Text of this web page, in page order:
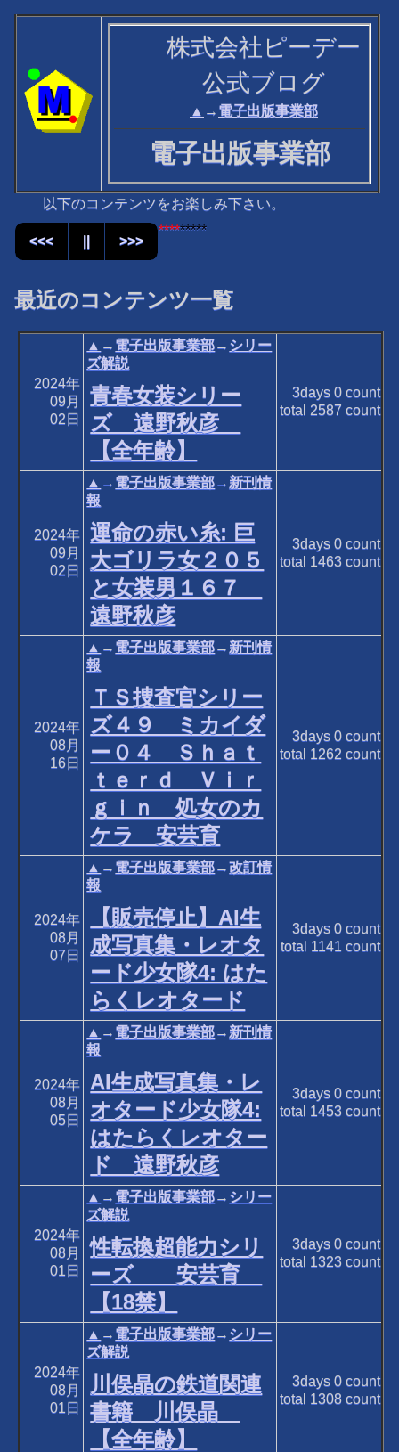
株式会社ピーデー
公式ブログ
▲ → 電子出版事業部
電子出版事業部
以下のコンテンツをお楽しみ下さい。
<<< || >>>
*********
最近のコンテンツ一覧
2024年
09月
02日
▲ → 電子出版事業部→ シリー
ズ解説
青春女装シリー
ズ 遠野秋彦
【全年齢】
3days 0count
total 2587 count
2024年
09月
02日
▲ → 電子出版事業部→ 新刊情
報
運命の赤い糸: 巨
大ゴリラ女２０５
と女装男１６７
遠野秋彦
3days 0count
total 1463count
2024年
08月
16日
▲ → 電子出版事業部→ 新刊情
報
ＴＳ捜査官シリー
ズ４９ ミカイダ
ー０４ Ｓｈａｔ
ｔｅｒｄ Ｖｉｒ
ｇｉｎ 処女のカ
ケラ 安芸育
3days 0count
total 1262 count
2024年
08月
07日
▲ → 電子出版事業部→改訂情
報
【販売停止】AI生
成写真集・レオタ
ード少女隊4: はた
らくレオタード
3days 0count
total 1141 count
2024年
08月
05日
▲ → 電子出版事業部→ 新刊情
報
AI生成写真集・レ
オタード少女隊4:
はたらくレオター
ド 遠野秋彦
3days 0count
total 1453count
2024年
08月
01日
▲ → 電子出版事業部→ シリー
ズ解説
性転換超能力シリ
ーズ 安芸育
【18禁】
3days 0count
total 1323count
2024年
08月
01日
▲ → 電子出版事業部→ シリー
ズ解説
川俣晶の鉄道関連
書籍 川俣晶
【全年齢】
3days 0count
total 1308count